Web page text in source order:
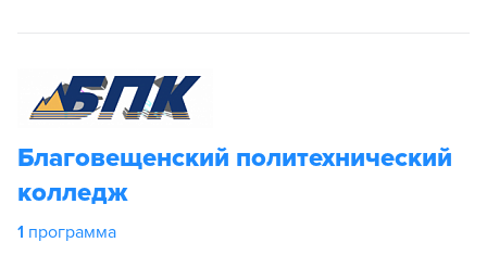
Благовещенский политехнический
колледж
1 программа